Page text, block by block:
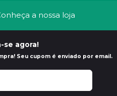
a nossa loja
se agora!
Seu cupom é enviado por email.